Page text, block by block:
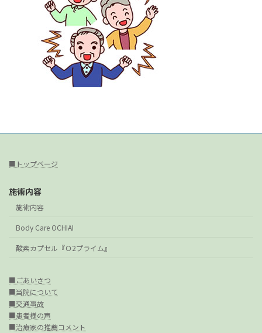
■トップページ
施術内容
施術内容
Body Care OCHIAI
酸素カプセル『Ｏ2プライム』
■ごあいさつ
■当院について
■交通事故
■患者様の声
■治療家の推薦コメント